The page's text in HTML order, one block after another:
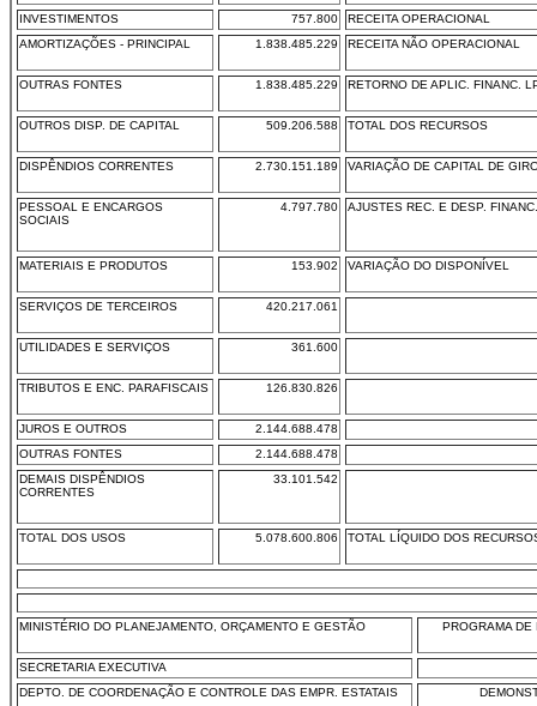
INVESTIMENTOS 757.800
RECEITA OPERACIONAL
AMORTIZAÇÕES - PRINCIPAL
1.838.485.229 RECEITA NÃO OPERACIONAL
OUTRAS FONTES 1.838.485.229 RETORNO DE APLIC. FINANC.
OUTROS DISP. DE CAPITAL 509.206.588 TOTAL DOS RECURSOS
DISPÊNDIOS CORRENTES 2.730.151.189 VARIAÇÃO DE CAPITAL DE
PESSOAL E ENCARGOS
SOCIAIS
4.797.780 AJUSTES REC. E DESP. FINANC.
MATERIAIS E PRODUTOS 153.902 VARIAÇÃO DO DISPONÍVEL
SERVIÇOS DE TERCEIROS 420.217.061
UTILIDADES E SERVIÇOS 361.600
TRIBUTOS E ENC. PARAFISCAIS 126.830.826
JUROS E OUTROS
2.144.688.478
OUTRAS FONTES
2.144.688.478
DEMAIS DISPÊNDIOS
CORRENTES
33.101.542
TOTAL DOS USOS 5.078.600.806 TOTAL LÍQUIDO DOS
MINISTÉRIO DO PLANEJAMENTO, ORÇAMENTO E GESTÃO PROGRAMA
SECRETARIA EXECUTIVA
DEPTO. DE COORDENAÇÃO E CONTROLE DAS EMPR. ESTATAIS